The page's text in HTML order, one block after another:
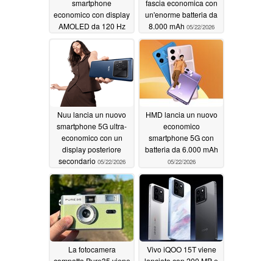
smartphone
economico con display
AMOLED da 120 Hz
05/26/2026
fascia economica con
un'enorme batteria da
8.000 mAh 05/22/2026
Nuu lancia un nuovo
smartphone 5G ultra-
economico con un
display posteriore
secondario 05/22/2026
HMD lancia un nuovo
economico
smartphone 5G con
batteria da 6.000 mAh
05/22/2026
La fotocamera
Vivo iQOO 15T viene